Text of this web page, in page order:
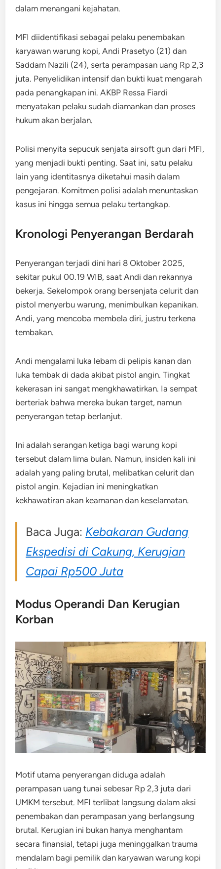
dalam menangani kejahatan.
MFI diidentifikasi sebagai pelaku penembakan
karyawan warung kopi, Andi Prasetyo (21) dan
Saddam Nazili (24), serta perampasan uang Rp 2,3
juta. Penyelidikan intensif dan bukti kuat mengarah
pada penangkapan ini. AKBP Ressa Fiardi
menyatakan pelaku sudah diamankan dan proses
hukum akan berjalan.
Polisi menyita sepucuk senjata airsoft gun dari MFI,
yang menjadi bukti penting. Saat ini, satu pelaku
lain yang identitasnya diketahui masih dalam
pengejaran. Komitmen polisi adalah menuntaskan
kasus ini hingga semua pelaku tertangkap.
Kronologi Penyerangan Berdarah
Penyerangan terjadi dini hari 8 Oktober 2025,
sekitar pukul 00.19 WIB, saat Andi dan rekannya
bekerja. Sekelompok orang bersenjata celurit dan
pistol menyerbu warung, menimbulkan kepanikan.
Andi, yang mencoba membela diri, justru terkena
tembakan.
Andi mengalami luka lebam di pelipis kanan dan
luka tembak di dada akibat pistol angin. Tingkat
kekerasan ini sangat mengkhawatirkan. Ia sempat
berteriak bahwa mereka bukan target, namun
penyerangan tetap berlanjut.
Ini adalah serangan ketiga bagi warung kopi
tersebut dalam lima bulan. Namun, insiden kali ini
adalah yang paling brutal, melibatkan celurit dan
pistol angin. Kejadian ini meningkatkan
kekhawatiran akan keamanan dan keselamatan.
Baca Juga: Kebakaran Gudang
Ekspedisi di Cakung, Kerugian
Capai Rp500 Juta
Modus Operandi Dan Kerugian
Korban
Motif utama penyerangan diduga adalah
perampasan uang tunai sebesar Rp 2,3 juta dari
UMKM tersebut. MFI terlibat langsung dalam aksi
penembakan dan perampasan yang berlangsung
brutal. Kerugian ini bukan hanya menghantam
secara finansial, tetapi juga meninggalkan trauma
mendalam bagi pemilik dan karyawan warung kopi